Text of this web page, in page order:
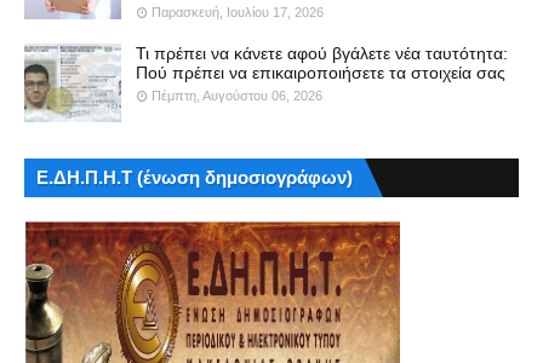
Παρασκευή, Ιουλίου 17, 2026
Τι πρέπει να κάνετε αφού βγάλετε νέα ταυτότητα:
Πού πρέπει να επικαιροποιήσετε τα στοιχεία σας
Πέμπτη, Αυγούστου 06, 2026
Ε.ΔΗ.Π.Η.Τ (ένωση δημοσιογράφων)